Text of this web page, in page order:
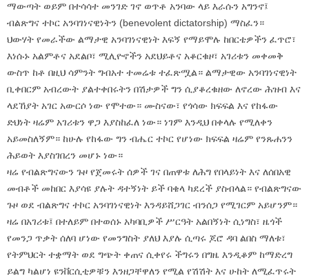
ማውጣት ወይም በተሳሳተ መንገድ ገኖ ወጥቶ አንባው ላይ እራሱን አግንኖ፤
ብልጽግና ተኮር አንባገነናዊነትን (benevolent dictatorship) ማስፈን።
ህውሃት የመራችው ልማታዊ አንባገነናዊነት እፍኝ የማይሞሉ ከበርቴዎችን ፈጥሮ፣
እነሱኑ አልምቶና አደልቦ፣ ሚሊዮኖችን አደህይቶና አቆርቁዞ፣ አገሪቱን መቀመቅ
ውስጥ ከቶ በዚህ ሳምንት ግብአተ ተመሬቱ ተፈጽሟል። ልማታዊው አንባገነናዊነት
ቢቀበርም አብረውት ያልተቀበሩትን በሽታዎች ግን ሲያቆረቁዘው ለኖረው ሕዝብ እና
ላደኸያት አገር አውርሶ ነው የሞተው። ሙስናው፣ የጎሳው ክፍፍል እና የከፋው
ድህነት ዛሬም አገሪቱን ዋጋ እያስከፈለ ነው። ነገም እንዲህ በቀላሉ የሚለቀን
አይመስለኝም። ከሁሉ የከፋው ግን ብሔር ተኮር የሆነው ክፍፍል ዛሬም የንጹሐንን
ሕይወት እያስገበረን መሆኑ ነው።
ዛሬ የብልጽግናውን ጉዞ የጀመሩት ሰዎች ገና በጠዋቱ ለሕግ የበላይነት እና ለሰበአዊ
መብቶች መከበር እያሳዩ ያሉት ዳተኝነት ይች ባቄላ ካደረች ያስብላል። የብልጽግናው
ጉዞ ወደ ብልጽግና ተኮር አንባገነናዊነት እንዳይሸጋገር ብንሰጋ የሚገርም አይሆንም።
ዛሬ በአገሪቱ፤ በተለይም በተወሰኑ አካባቢዎች ሥርዓት አልበኝነት ሲነግስ፣ ዜጎች
የመንጋ ጥቃት ሰለባ ሆነው የመንግስት ያለህ እያሉ ሲጣሩ ጆሮ ዳባ ልበስ ማለቱ፣
የትምህርት ተቋማት ወደ ግጭት ቀጠና ሲቀየሩ ችግሩን በግዜ እንዲቆም ከማድረግ
ይልግ ካልሆነ ዩንቨርሲቲዎቹን እንዘጋቸዋለን የሚል የሽሽት እና ሁከት ለሚፈጥሩት